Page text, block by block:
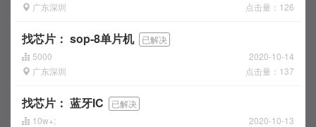
广东深圳
点击量：126
找芯片： sop-8单片机
已解决
5000
广东深圳
2020-10-14
点击量：137
找芯片： 蓝牙IC
已解决
10w+;
2020-10-13